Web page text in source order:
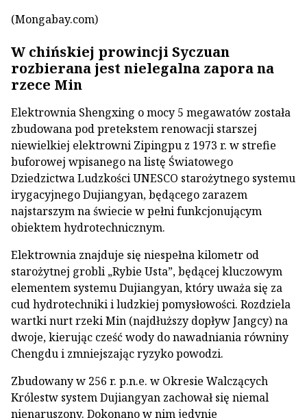
(Mongabay.com)
W chińskiej prowincji Syczuan
rozbierana jest nielegalna zapora na
rzece Min
Elektrownia Shengxing o mocy 5 megawatów została
zbudowana pod pretekstem renowacji starszej
niewielkiej elektrowni Zipingpu z 1973 r. w strefie
buforowej wpisanego na listę Światowego
Dziedzictwa Ludzkości UNESCO starożytnego systemu
irygacyjnego Dujiangyan, będącego zarazem
najstarszym na świecie w pełni funkcjonującym
obiektem hydrotechnicznym.
Elektrownia znajduje się niespełna kilometr od
starożytnej grobli „Rybie Usta”, będącej kluczowym
elementem systemu Dujiangyan, który uważa się za
cud hydrotechniki i ludzkiej pomysłowości. Rozdziela
wartki nurt rzeki Min (najdłuższy dopływ Jangcy) na
dwoje, kierując cześć wody do nawadniania równiny
Chengdu i zmniejszając ryzyko powodzi.
Zbudowany w 256 r. p.n.e. w Okresie Walczących
Królestw system Dujiangyan zachował się niemal
nienaruszony. Dokonano w nim jedynie